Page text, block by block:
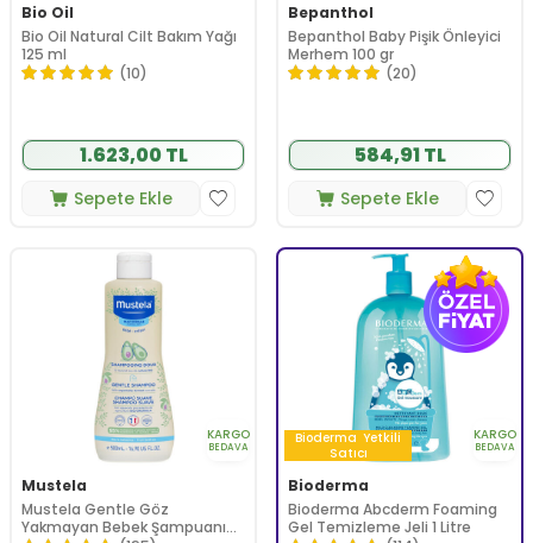
Bio Oil
Bio Oil Natural Cilt Bakım Yağı
125 ml
(10)
1.623,00 TL
Sepete Ekle
Bepanthol
Bepanthol Baby Pişik Önleyici
Merhem 100 gr
(20)
584,91 TL
Sepete Ekle
KARGO
BEDAVA
Mustela
Mustela Gentle Göz
Yakmayan Bebek Şampuanı
Bioderma Yetkili
Satıcı
KARGO
BEDAVA
Bioderma
Bioderma Abcderm Foaming
Gel Temizleme Jeli 1 Litre